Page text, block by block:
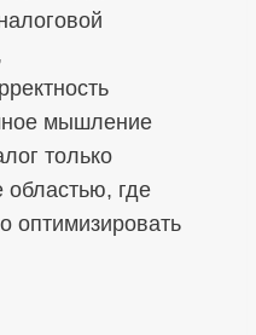
мышление
только
областью, где
оптимизировать